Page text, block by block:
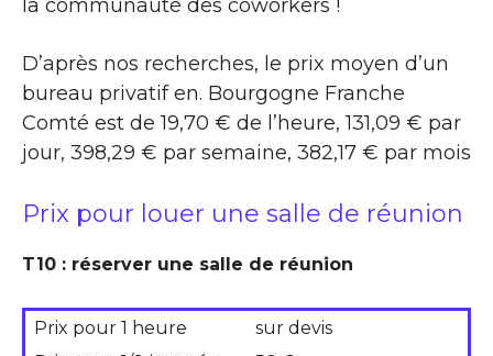
la communauté des coworkers !
D’après nos recherches, le prix moyen d’un
bureau privatif en. Bourgogne Franche
Comté est de 19,70 € de l’heure, 131,09 € par
jour, 398,29 € par semaine, 382,17 € par mois
Prix pour louer une salle de réunion
T10 : réserver une salle de réunion
Prix pour 1 heure
sur devis